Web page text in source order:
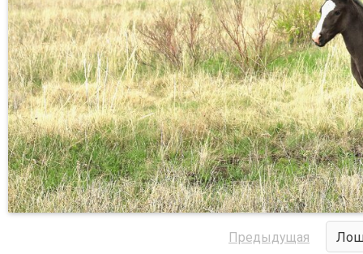
Предыдущая